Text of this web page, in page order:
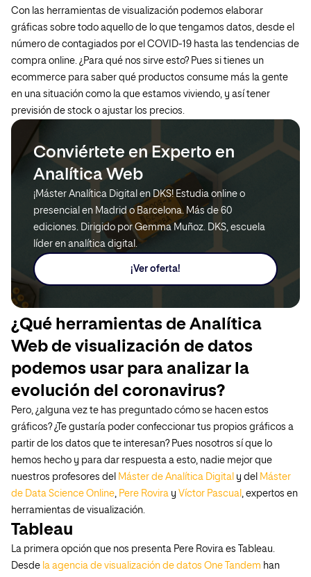
Con las herramientas de visualización podemos elaborar
gráficas sobre todo aquello de lo que tengamos datos, desde el
número de contagiados por el COVID-19 hasta las tendencias de
compra online. ¿Para qué nos sirve esto? Pues si tienes un
ecommerce para saber qué productos consume más la gente
en una situación como la que estamos viviendo, y así tener
previsión de stock o ajustar los precios.
Conviértete en Experto en
Analítica Web
¡Máster Analítica Digital en DKS! Estudia online o
presencial en Madrid o Barcelona. Más de 60
ediciones. Dirigido por Gemma Muñoz. DKS, escuela
líder en analítica digital.
¡Ver oferta!
¿Qué herramientas de Analítica
Web de visualización de datos
podemos usar para analizar la
evolución del coronavirus?
Pero, ¿alguna vez te has preguntado cómo se hacen estos
gráficos? ¿Te gustaría poder confeccionar tus propios gráficos a
partir de los datos que te interesan? Pues nosotros sí que lo
hemos hecho y para dar respuesta a esto, nadie mejor que
nuestros profesores del Máster de Analítica Digital y del Máster
de Data Science Online, Pere Rovira y Víctor Pascual , expertos en
herramientas de visualización.
Tableau
La primera opción que nos presenta Pere Rovira es Tableau.
Desde la agencia de visualización de datos One Tandem han